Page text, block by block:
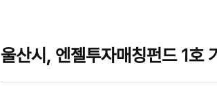
울산시, 엔젤투자매칭펀드 1호